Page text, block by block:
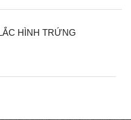
HÌNH TRỨNG